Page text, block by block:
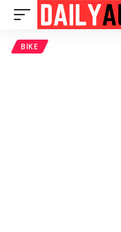
BIKE